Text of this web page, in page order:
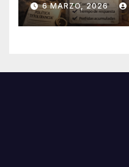
6 MARZO, 2026